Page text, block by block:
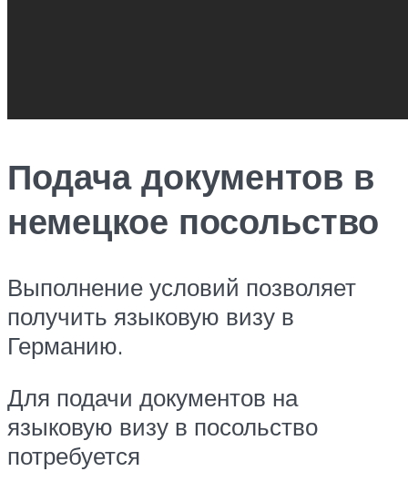
Подача документов в
немецкое посольство
Выполнение условий позволяет
получить языковую визу в
Германию.
Для подачи документов на
языковую визу в посольство
потребуется